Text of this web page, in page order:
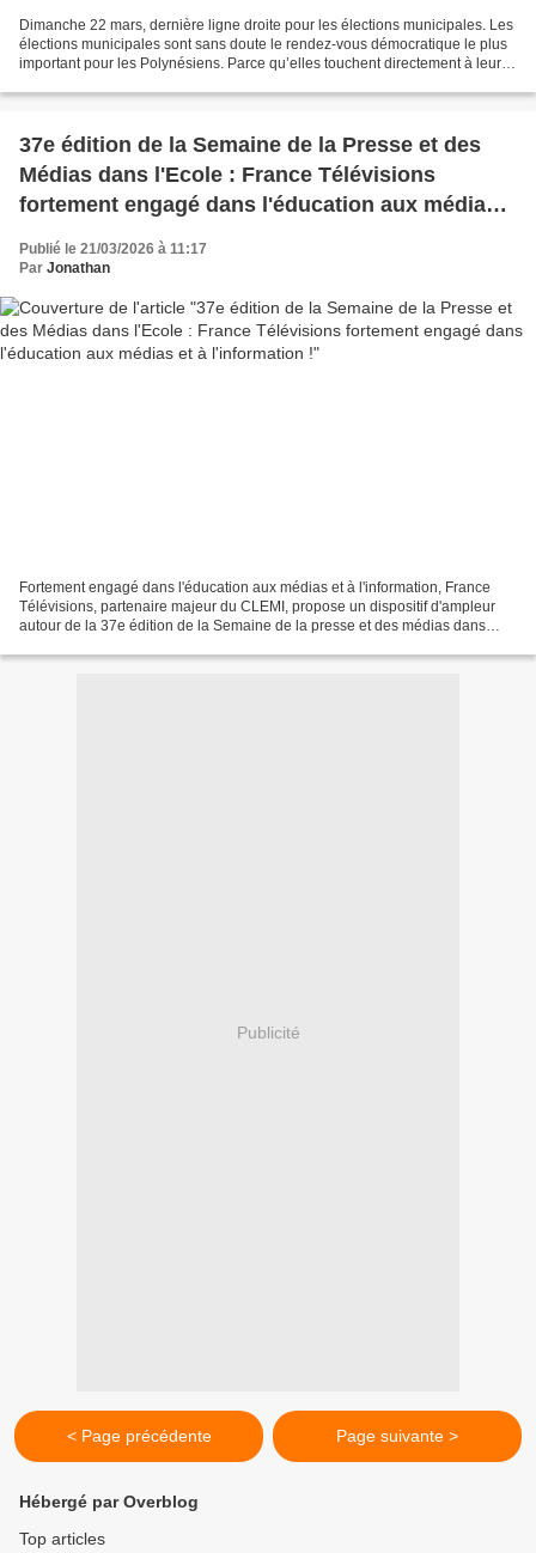
Dimanche 22 mars, dernière ligne droite pour les élections municipales. Les
élections municipales sont sans doute le rendez-vous démocratique le plus
important pour les Polynésiens. Parce qu’elles touchent directement à leur
37e édition de la Semaine de la Presse et des
Médias dans l'Ecole : France Télévisions
fortement engagé dans l'éducation aux médias
Publié le 21/03/2026 à 11:17
Par Jonathan
Fortement engagé dans l'éducation aux médias et à l'information, France
Télévisions, partenaire majeur du CLEMI, propose un dispositif d'ampleur
autour de la 37e édition de la Semaine de la presse et des médias dans
Publicité
< Page précédente Page suivante >
Hébergé par Overblog
Top articles